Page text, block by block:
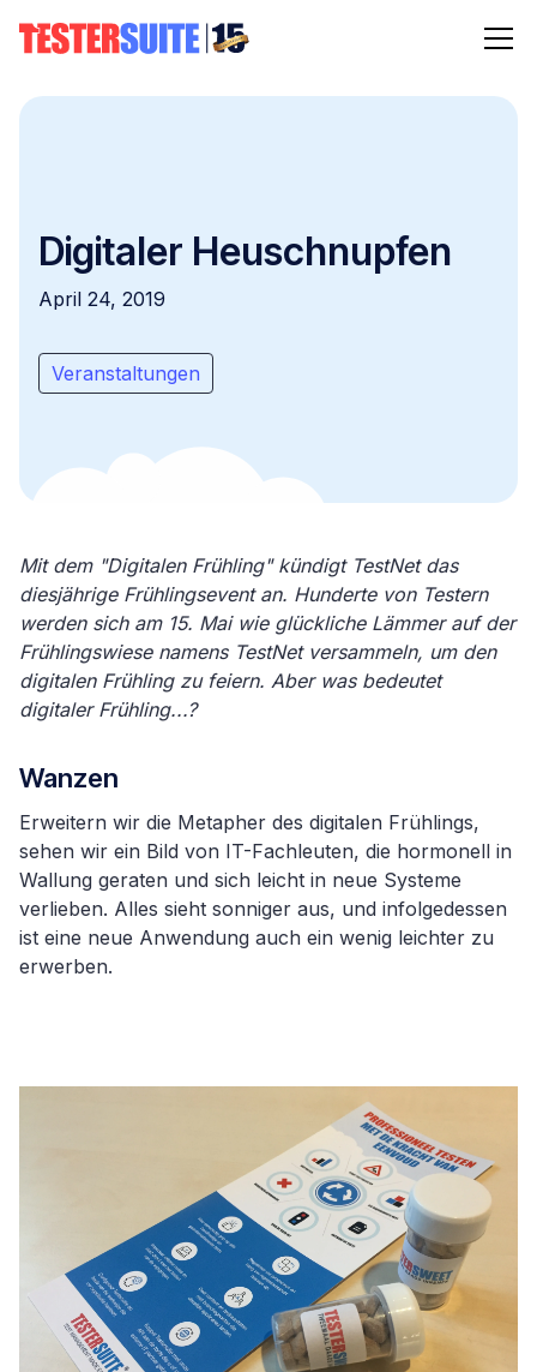
Digitaler Heuschnupfen
April 24, 2019
Veranstaltungen
Mit dem "Digitalen Frühling" kündigt TestNet das
diesjährige Frühlingsevent an. Hunderte von Testern
werden sich am 15. Mai wie glückliche Lämmer auf der
Frühlingswiese namens TestNet versammeln, um den
digitalen Frühling zu feiern. Aber was bedeutet
digitaler Frühling...?
Wanzen
Erweitern wir die Metapher des digitalen Frühlings,
sehen wir ein Bild von IT-Fachleuten, die hormonell in
Wallung geraten und sich leicht in neue Systeme
verlieben. Alles sieht sonniger aus, und infolgedessen
ist eine neue Anwendung auch ein wenig leichter zu
erwerben.